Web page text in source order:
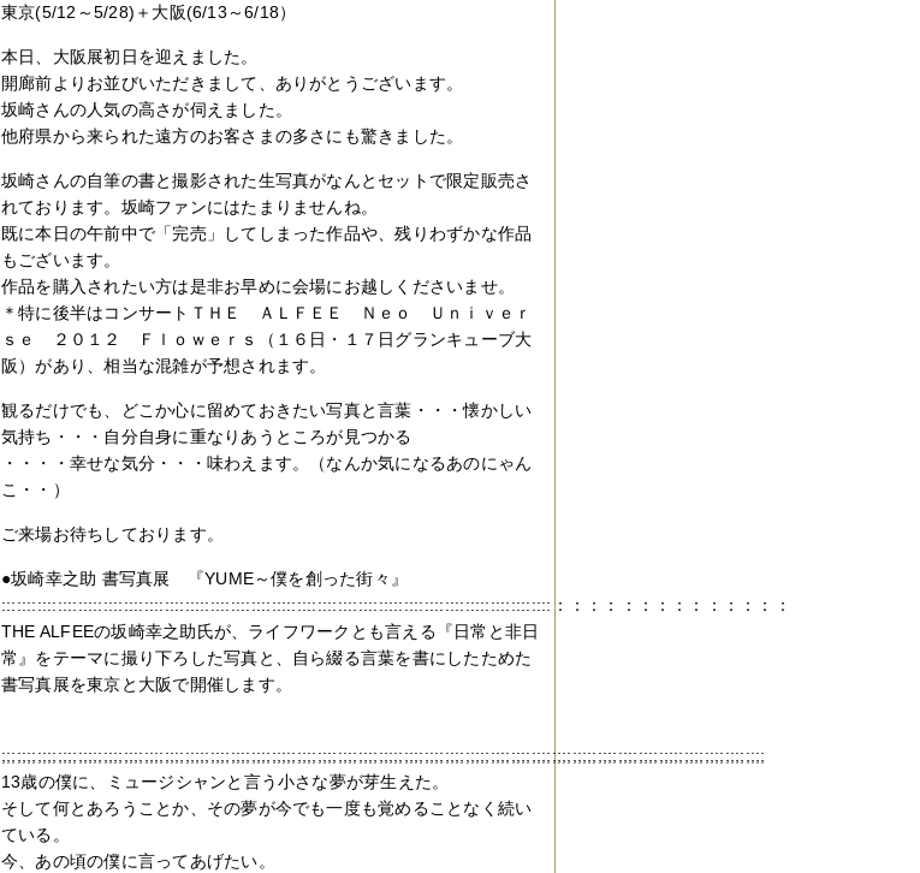
東京(5/12～5/28)＋大阪(6/13～6/18）
本日、大阪展初日を迎えました。
開廊前よりお並びいただきまして、ありがとうございます。
坂崎さんの人気の高さが伺えました。
他府県から来られた遠方のお客さまの多さにも驚きました。
坂崎さんの自筆の書と撮影された生写真がなんとセットで限定販売さ
れております。坂崎ファンにはたまりませんね。
既に本日の午前中で「完売」してしまった作品や、残りわずかな作品
もございます。
作品を購入されたい方は是非お早めに会場にお越しくださいませ。
＊特に後半はコンサートＴＨＥ ＡＬＦＥＥ Ｎｅｏ Ｕｎｉｖｅｒ
ｓｅ ２０１２ Ｆｌｏｗｅｒｓ（１６日・１７日グランキューブ大
阪）があり、相当な混雑が予想されます。
観るだけでも、どこか心に留めておきたい写真と言葉・・・懐かしい
気持ち・・・自分自身に重なりあうところが見つかる
・・・・幸せな気分・・・味わえます。（なんか気になるあのにゃん
こ・・）
ご来場お待ちしております。
●坂崎幸之助 書写真展 『YUME～僕を創った街々』
::::::::::::::::::::::::::::::::::::::::::::::::::::::::::::::::::::::::::::::::::::::::::::::::::::::::::::：：：：：：：：：：：：：：
THE ALFEEの坂崎幸之助氏が、ライフワークとも言える『日常と非日
常』をテーマに撮り下ろした写真と、自ら綴る言葉を書にしたためた
書写真展を東京と大阪で開催します。
;;;;;;;;;;;;;;;;;;;;;;;;;;;;;;;;;;;;;;;;;;;;;;;;;;;;;;;;;;;;;;;;;;;;;;;;;;;;;;;;;;;;;;;;;;;;;;;;;;;;;;;;;;;;;;;;;;;;;;;;;;;;;;;;;;;;;;;;;;;;;;;;;;;;;;
13歳の僕に、ミュージシャンと言う小さな夢が芽生えた。
そして何とあろうことか、その夢が今でも一度も覚めることなく続い
ている。
今、あの頃の僕に言ってあげたい。